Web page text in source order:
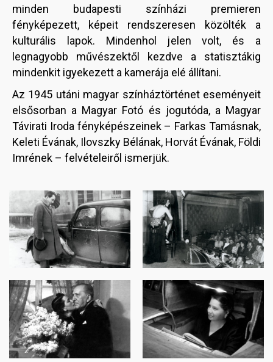
minden budapesti színházi premieren
fényképezett, képeit rendszeresen közölték a
kulturális lapok. Mindenhol jelen volt, és a
legnagyobb művészektől kezdve a statisztákig
mindenkit igyekezett a kamerája elé állítani.
Az 1945 utáni magyar színháztörténet eseményeit
elsősorban a Magyar Fotó és jogutóda, a Magyar
Távirati Iroda fényképészeinek – Farkas Tamásnak,
Keleti Évának, Ilovszky Bélának, Horvát Évának, Földi
Imrének – felvételeiről ismerjük.
Image Image
Image Image